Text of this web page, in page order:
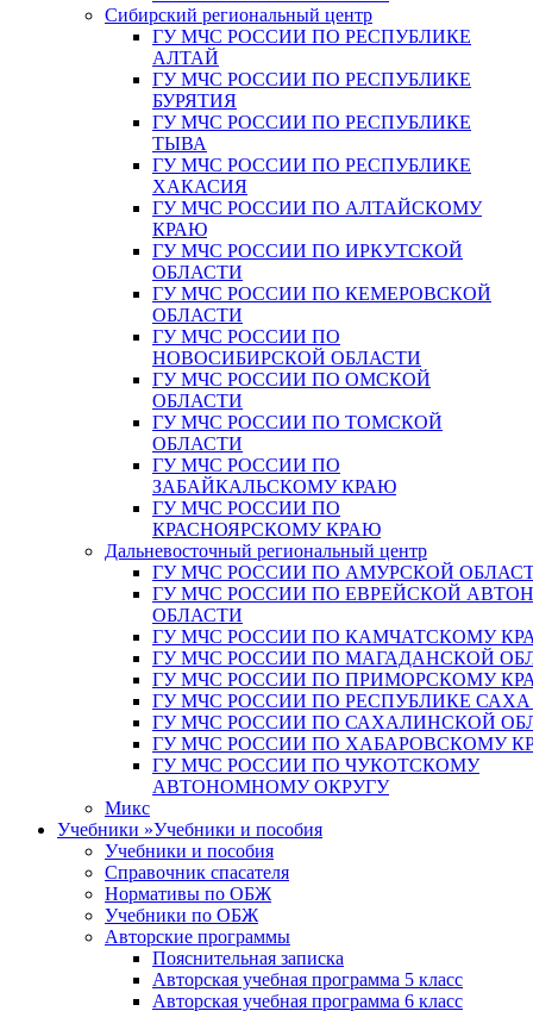
Сибирский региональный центр
ГУ МЧС РОССИИ ПО РЕСПУБЛИКЕ
АЛТАЙ
ГУ МЧС РОССИИ ПО РЕСПУБЛИКЕ
БУРЯТИЯ
ГУ МЧС РОССИИ ПО РЕСПУБЛИКЕ
ТЫВА
ГУ МЧС РОССИИ ПО РЕСПУБЛИКЕ
ХАКАСИЯ
ГУ МЧС РОССИИ ПО АЛТАЙСКОМУ
КРАЮ
ГУ МЧС РОССИИ ПО ИРКУТСКОЙ
ОБЛАСТИ
ГУ МЧС РОССИИ ПО КЕМЕРОВСКОЙ
ОБЛАСТИ
ГУ МЧС РОССИИ ПО
НОВОСИБИРСКОЙ ОБЛАСТИ
ГУ МЧС РОССИИ ПО ОМСКОЙ
ОБЛАСТИ
ГУ МЧС РОССИИ ПО ТОМСКОЙ
ОБЛАСТИ
ГУ МЧС РОССИИ ПО
ЗАБАЙКАЛЬСКОМУ КРАЮ
ГУ МЧС РОССИИ ПО
КРАСНОЯРСКОМУ КРАЮ
Дальневосточный региональный центр
ГУ МЧС РОССИИ ПО АМУРСКОЙ
ГУ МЧС РОССИИ ПО ЕВРЕЙСКОЙ
ОБЛАСТИ
ГУ МЧС РОССИИ ПО КАМЧАТСКОМУ
ГУ МЧС РОССИИ ПО МАГАДАНСКОЙ
ГУ МЧС РОССИИ ПО ПРИМОРСКОМУ
ГУ МЧС РОССИИ ПО РЕСПУБЛИКЕ
ГУ МЧС РОССИИ ПО САХАЛИНСКОЙ
ГУ МЧС РОССИИ ПО ХАБАРОВСКОМУ
ГУ МЧС РОССИИ ПО ЧУКОТСКОМУ
АВТОНОМНОМУ ОКРУГУ
Микс
Учебники »Учебники и пособия
Учебники и пособия
Справочник спасателя
Нормативы по ОБЖ
Учебники по ОБЖ
Авторские программы
Пояснительная записка
Авторская учебная программа 5 класс
Авторская учебная программа 6 класс